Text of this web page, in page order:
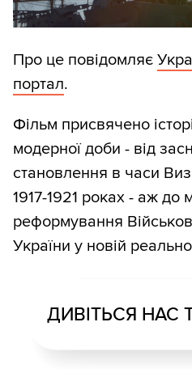
Про це повідомляє
портал.
Фільм присвячено
модерної доби - від
становлення в часи
1917-1921 роках - аж до
реформування
України у новій
ДИВІТЬСЯ НАС